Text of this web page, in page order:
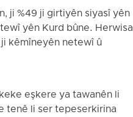
ji %49 ji girtiyên siyasî yên
yên Kurd bûne. Herwisa
kêmîneyên netewî û
eşkere ya tawanên li
tenê li ser tepeserkirina